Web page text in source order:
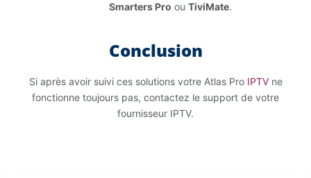
Smarters Pro ou TiviMate.
Conclusion
Si après avoir suivi ces solutions votre Atlas Pro IPTVne
fonctionne toujours pas, contactez le support de votre
fournisseur IPTV.